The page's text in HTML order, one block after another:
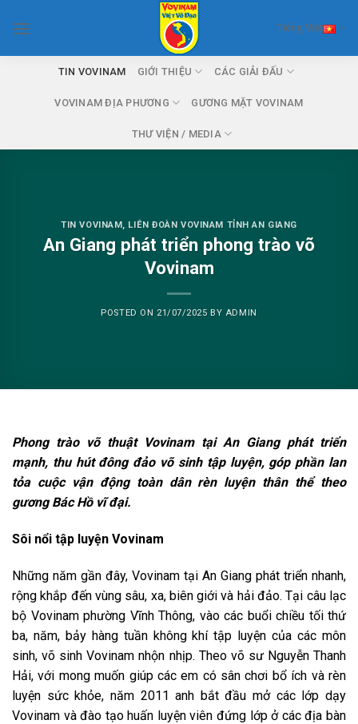
Tiếng Việt
TIN VOVINAM GIỚI THIỆU CÁC GIẢI ĐẤU
VOVINAM ĐỊA PHƯƠNG GƯƠNG MẶT VOVINAM
THƯ VIỆN / MEDIA
TIN VOVINAM, LIÊN ĐOÀN VOVINAM TỈNH AN GIANG
An Giang phát triển phong trào võ
Vovinam
POSTED ON 21/07/2025 BY ADMIN
Phong trào võ thuật Vovinam tại An Giang phát triển
mạnh, thu hút đông đảo võ sinh tập luyện, góp phần lan
tỏa cuộc vận động toàn dân rèn luyện thân thể theo
gương Bác Hồ vĩ đại.
Sôi nổi tập luyện Vovinam
Những năm gần đây, Vovinam tại An Giang phát triển nhanh,
rộng khắp đến vùng sâu, xa, biên giới và hải đảo. Tại câu lạc
bộ Vovinam phường Vĩnh Thông, vào các buổi chiều tối thứ
ba, năm, bảy hàng tuần không khí tập luyện của các môn
sinh, võ sinh Vovinam nhộn nhịp. Theo võ sư Nguyễn Thanh
Hải, với mong muốn giúp các em có sân chơi bổ ích và rèn
luyện sức khỏe, năm 2011 anh bắt đầu mở các lớp dạy
Vovinam và đào tạo huấn luyện viên đứng lớp ở các địa bàn